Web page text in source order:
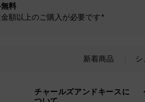
料
額以上のご購入が必要です*
新着商品
チャールズアンドキースに